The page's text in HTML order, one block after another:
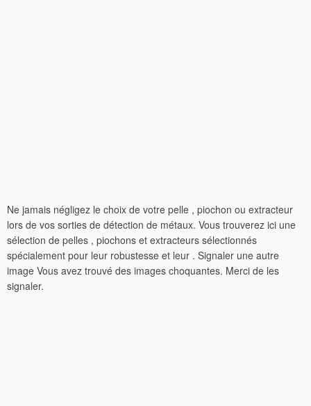
Ne jamais négligez le choix de votre pelle , piochon ou extracteur
lors de vos sorties de détection de métaux. Vous trouverez ici une
sélection de pelles , piochons et extracteurs sélectionnés
spécialement pour leur robustesse et leur . Signaler une autre
image Vous avez trouvé des images choquantes. Merci de les
signaler.